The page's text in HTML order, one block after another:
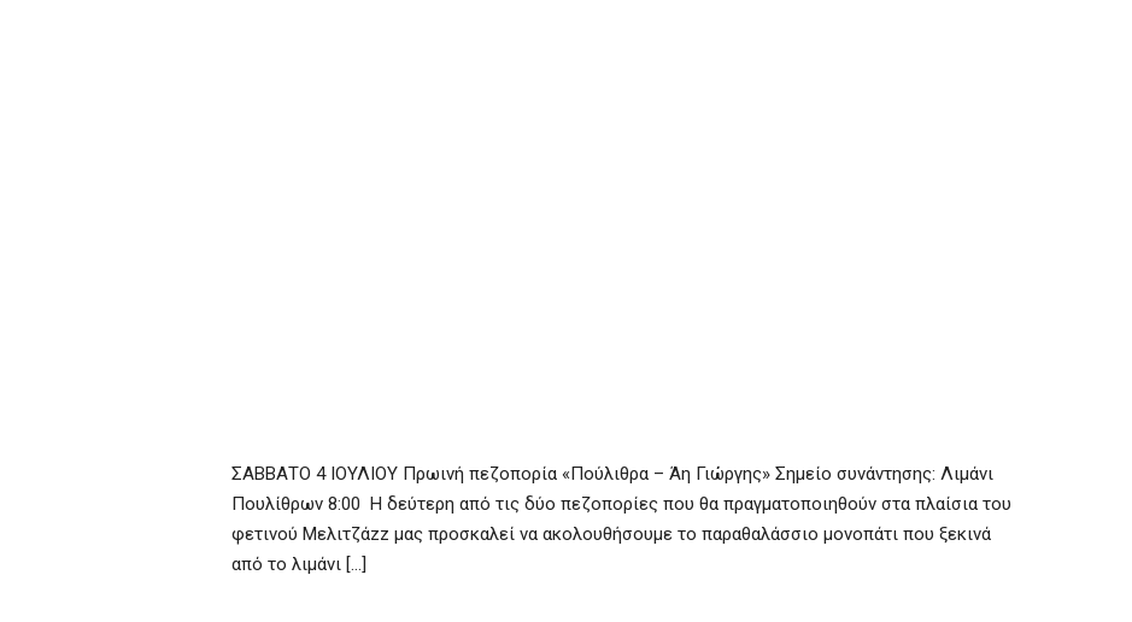
ΣΑΒΒΑΤΟ 4 ΙΟΥΛΙΟΥ Πρωινή πεζοπορία «Πούλιθρα – Άη Γιώργης» Σημείο συνάντησης: Λιμάνι
Πουλίθρων 8:00 Η δεύτερη από τις δύο πεζοπορίες που θα πραγματοποιηθούν στα πλαίσια του
φετινού Μελιτζάzz μας προσκαλεί να ακολουθήσουμε το παραθαλάσσιο μονοπάτι που ξεκινά
από το λιμάνι […]